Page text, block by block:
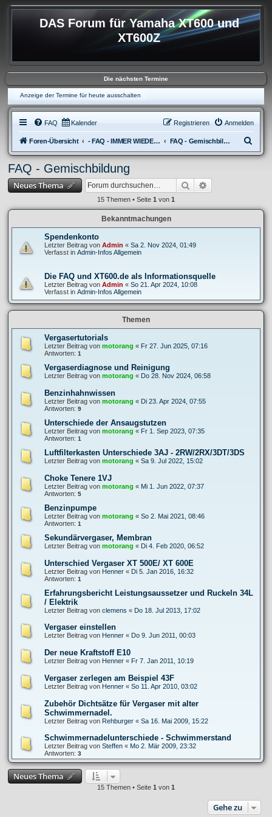
DAS Forum für Yamaha XT600 und
XT600Z
Die nächsten Termine
Anzeige der Termine für heute ausschalten
FAQ Kalender Anmelden
Registrieren
Foren-Übersicht - FAQ - IMMER WIEDER AUFKOMMENDE FRAGEN FAQ - Gemischbildung
u
FAQ - Gemischbildung
Neues Thema Suche
15 Themen • Seite 1 von 1
Bekanntmachungen
Spendenkonto
Letzter Beitrag von Admin « Sa 2. Nov 2024, 01:49
Verfasst in Admin-Infos Allgemein
Die FAQ und XT600.de als Informationsquelle
Letzter Beitrag von Admin « So 21. Apr 2024, 10:08
Verfasst in Admin-Infos Allgemein
Themen
Vergasertutorials
Letzter Beitrag von motorang « Fr 27. Jun 2025, 07:16
Antworten: 1
Vergaserdiagnose und Reinigung
Letzter Beitrag von motorang « Do 28. Nov 2024, 06:58
Benzinhahnwissen
Letzter Beitrag von motorang « Di 23. Apr 2024, 07:55
Antworten: 9
Unterschiede der Ansaugstutzen
Letzter Beitrag von motorang « Fr 1. Sep 2023, 07:35
Antworten: 1
Luftfilterkasten Unterschiede 3AJ - 2RW/2RX/3DT/3DS
Letzter Beitrag von motorang « Sa 9. Jul 2022, 15:02
Choke Tenere 1VJ
Letzter Beitrag von motorang « Mi 1. Jun 2022, 07:37
Antworten: 5
Benzinpumpe
Letzter Beitrag von motorang « So 2. Mai 2021, 08:46
Antworten: 1
Sekundärvergaser, Membran
Letzter Beitrag von motorang « Di 4. Feb 2020, 06:52
Unterschied Vergaser XT 500E/ XT 600E
Letzter Beitrag von Henner « Di 5. Jan 2016, 16:32
Antworten: 1
Erfahrungsbericht Leistungsaussetzer und Ruckeln 34L
/ Elektrik
Letzter Beitrag von clemens « Do 18. Jul 2013, 17:02
Vergaser einstellen
Letzter Beitrag von Henner « Do 9. Jun 2011, 00:03
Der neue Kraftstoff E10
Letzter Beitrag von Henner « Fr 7. Jan 2011, 10:19
Vergaser zerlegen am Beispiel 43F
Letzter Beitrag von Henner « So 11. Apr 2010, 03:02
Zubehör Dichtsätze für Vergaser mit alter
Schwimmernadel.
Letzter Beitrag von Rehburger « Sa 16. Mai 2009, 15:22
Schwimmernadelunterschiede - Schwimmerstand
Letzter Beitrag von Steffen « Mo 2. Mär 2009, 23:32
Antworten: 3
Neues Thema
15 Themen • Seite 1 von 1
Gehe zu